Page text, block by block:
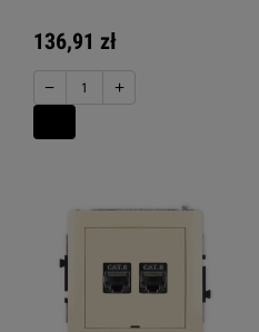
136,91 zł
− +